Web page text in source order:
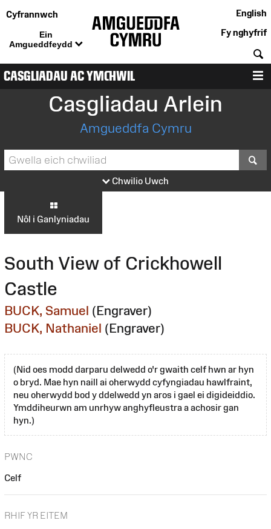
Cyfrannwch
Ein
Amgueddfeydd
English
Fy nghyfrif
CASGLIADAU AC YMCHWIL
Casgliadau Arlein
Amgueddfa Cymru
Chwilio Uwch
Nôl i Ganlyniadau
South View of Crickhowell
Castle
BUCK, Samuel (Engraver)
BUCK, Nathaniel (Engraver)
(Nid oes modd darparu delwedd o'r gwaith celf hwn ar hyn
o bryd. Mae hyn naill ai oherwydd cyfyngiadau hawlfraint,
neu oherwydd bod y ddelwedd yn aros i gael ei digideiddio.
Ymddiheurwn am unrhyw anghyfleustra a achosir gan
hyn.)
PWNC
Celf
RHIF YR EITEM